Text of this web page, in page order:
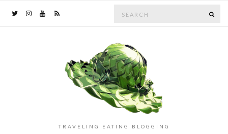
for:
TRAVELING EATING BLOGGING